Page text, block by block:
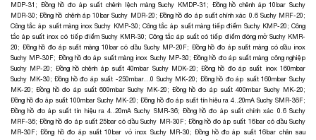
MDP-31 ; Đồng hồ đo áp suất chênh lệch màng Suchy KMDP-31 ; Đồng hồ chênh áp 10bar Suchy
MDR-30;Đồng hồ chênh áp 10bar Suchy MDR-20; Đồng hồ đo áp suất chính xác 0.6 Suchy MRF-20;
Công tắc áp suất màng inox Suchy KMP-30; Công tắc áp suất màng tiếp điểm Suchy KMP-20;Công
tắc áp suất inox có tiếp điểm Suchy KMR-30; Công tắc áp suất có tiếp điểm đóng mở Suchy KMR-
20; Đồng hồ đo áp suất màng 10bar có dầu Suchy MP-20F; Đồng hồ đo áp suất màng có dầu inox
Suchy MP-30F; Đồng hồ đo áp suất màng inox Suchy MP-30;Đồng hồ đo áp suất màng công nghiệp
Suchy MP-20; Đồng hồ chênh áp suất 40mbar Suchy MDK-20;Đồng hồ đo áp suất inox 160mbar
Suchy MK-30;Đồng hồ đo áp suất -250mbar…0 Suchy MK-20; Đồng hồ đo áp suất 160mbar Suchy
MK-20;Đồng hồ đo áp suất 600mbar Suchy MK-20;Đồng hồ đo áp suất 400mbar Suchy MK-20;
Đồng hồ đo áp suất 100mbar Suchy MK-20;Đồng hồ đo áp suất tín hiệu ra 4..20mA Suchy SMR-36F;
Đồng hồ đo áp suất tín hiệu ra 4..20mA Suchy SMR-36; Đồng hồ đo áp suất chính xác 0.6 Suchy
MRF-36;Đồng hồ đo áp suất 25bar có dầu Suchy MR-30F; Đồng hồ đo áp suất 16bar có dầu Suchy
MR-30F;Đồng hồ đo áp suất 10bar vỏ inox Suchy MR-30;Đồng hồ đo áp suất 16bar chân sau